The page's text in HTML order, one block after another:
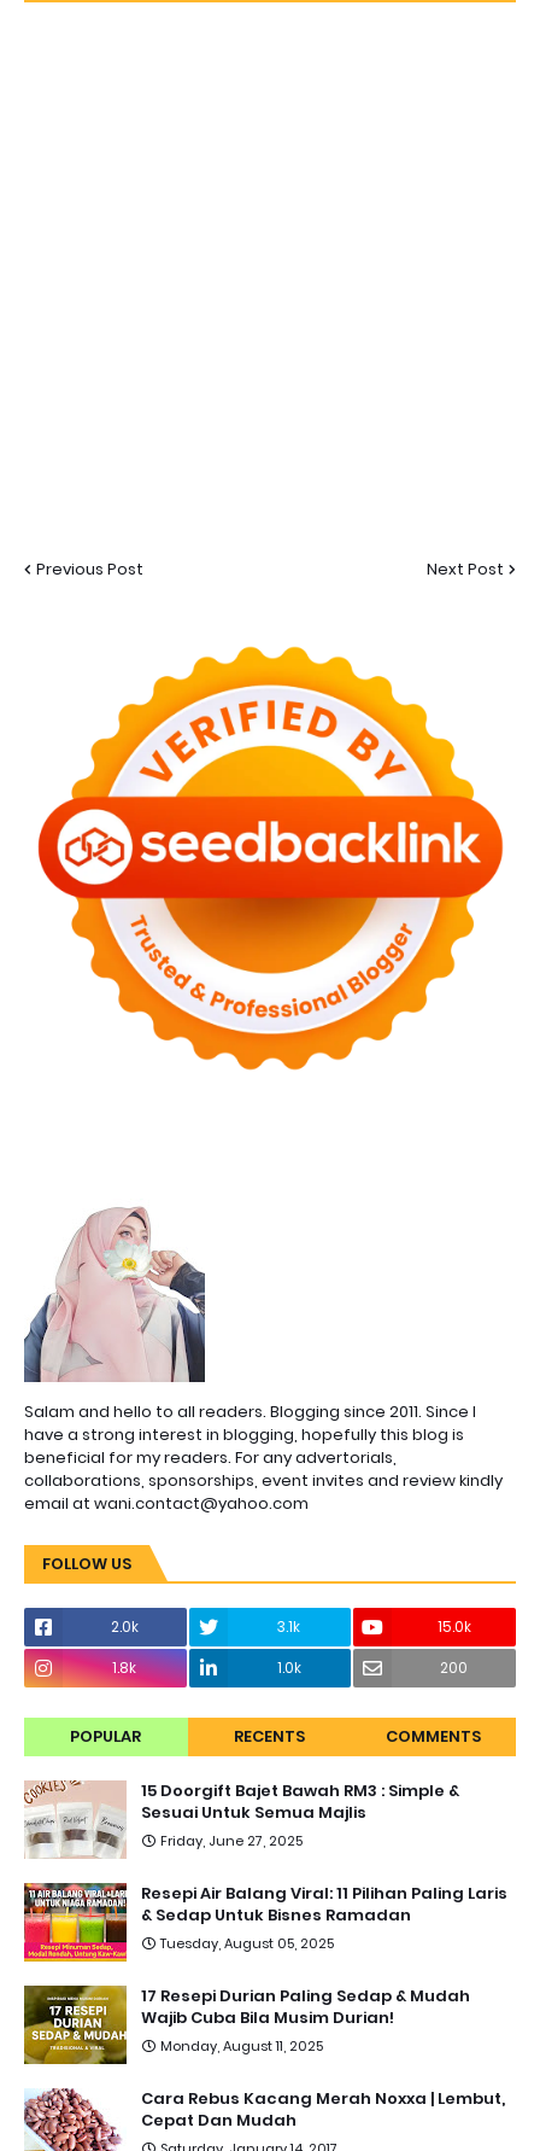
Previous Post Next Post
Salam and hello to all readers. Blogging since 2011. Since I
have a strong interest in blogging, hopefully this blog is
beneficial for my readers. For any advertorials,
collaborations, sponsorships, event invites and review kindly
email at wani.contact@yahoo.com
FOLLOW US
2.0k 3.1k
15.0k
1.8k
1.0k 200
POPULAR RECENTS COMMENTS
15 Doorgift Bajet Bawah RM3 : Simple &
Sesuai Untuk Semua Majlis
Friday, June 27, 2025
Resepi Air Balang Viral: 11 Pilihan Paling Laris
& Sedap Untuk Bisnes Ramadan
Tuesday, August 05, 2025
17 Resepi Durian Paling Sedap & Mudah
Wajib Cuba Bila Musim Durian!
Monday, August 11, 2025
Cara Rebus Kacang Merah Noxxa | Lembut,
Cepat Dan Mudah